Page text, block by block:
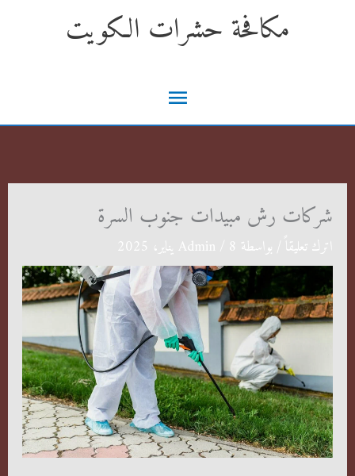
مكافحة حشرات الكويت
القائمة
الرئيسية
شركات رش مبيدات جنوب السرة
اترك تعليقاً / بواسطة Admin 8 يناير، 2025